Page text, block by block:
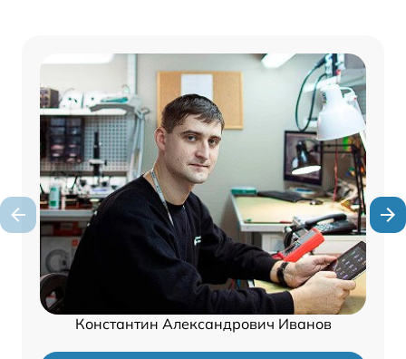
Константин Александрович Иванов